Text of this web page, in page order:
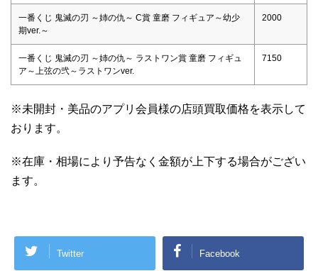
一番くじ 鬼滅の刃 ～姉の仇～ C賞 童磨 フィギュア～幼少
期ver.～
2000
一番くじ 鬼滅の刃 ～姉の仇～ ラストワン賞 童磨 フィギュ
ア～上弦の弐～ラストワンver.
7150
※未開封・美品のアプリ会員様の店頭買取価格を表示して
おります。
※在庫・相場により予告なく金額が上下する場合がござい
ます。
Twitter Facebook